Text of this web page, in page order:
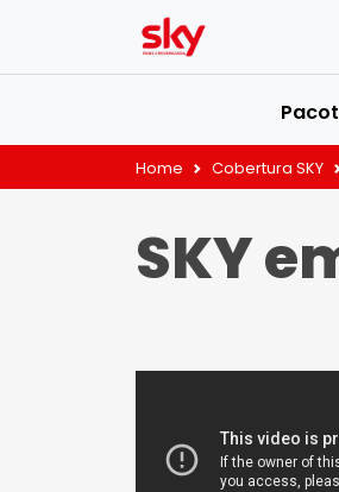
Home Cobertura SKY
SKY